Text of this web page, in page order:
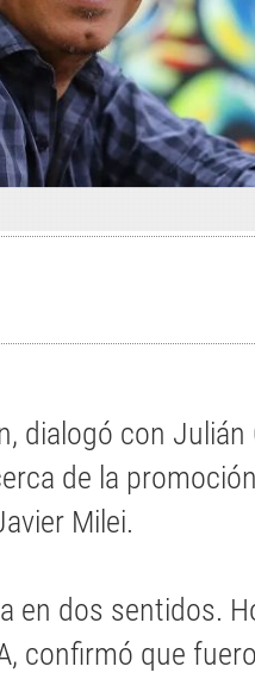
dialogó con
de la
Milei.
en dos sentidos.
confirmó que